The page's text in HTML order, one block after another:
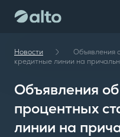
investor maib
Новости
Объявления
кредитные линии на
Объявления
процентных
линии на